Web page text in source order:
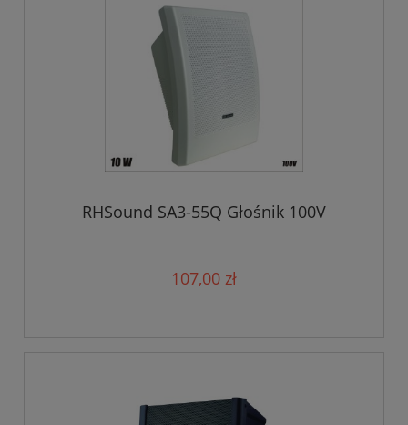
RHSound SA3-55Q Głośnik 100V
107,00 zł